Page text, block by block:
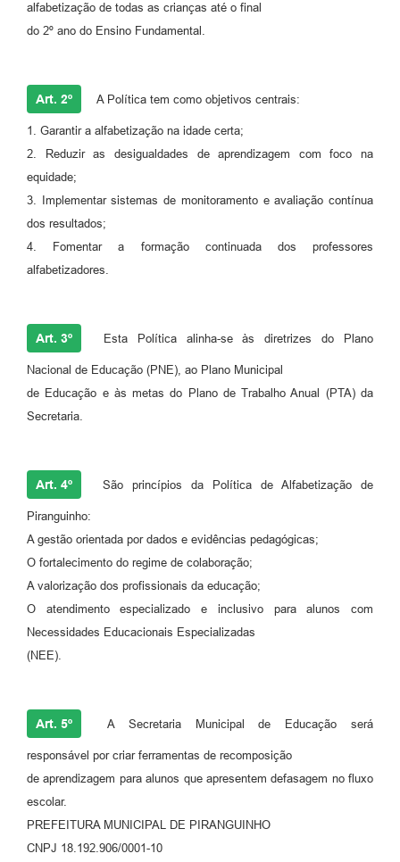
alfabetização de todas as crianças até o final
do 2º ano do Ensino Fundamental.
Art. 2º A Política tem como objetivos centrais:
1. Garantir a alfabetização na idade certa;
2. Reduzir as desigualdades de aprendizagem com foco na
equidade;
3. Implementar sistemas de monitoramento e avaliação contínua
dos resultados;
4. Fomentar a formação continuada dos professores
alfabetizadores.
Art. 3º Esta Política alinha-se às diretrizes do Plano
Nacional de Educação (PNE), ao Plano Municipal
de Educação e às metas do Plano de Trabalho Anual (PTA) da
Secretaria.
Art. 4º São princípios da Política de Alfabetização de
Piranguinho:
A gestão orientada por dados e evidências pedagógicas;
O fortalecimento do regime de colaboração;
A valorização dos profissionais da educação;
O atendimento especializado e inclusivo para alunos com
Necessidades Educacionais Especializadas
(NEE).
Art. 5º A Secretaria Municipal de Educação será
responsável por criar ferramentas de recomposição
de aprendizagem para alunos que apresentem defasagem no fluxo
escolar.
PREFEITURA MUNICIPAL DE PIRANGUINHO
CNPJ 18.192.906/0001-10